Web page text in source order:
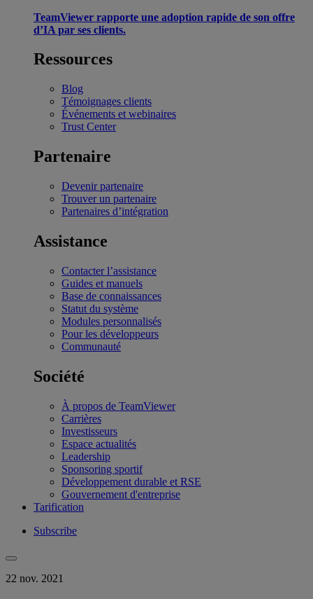
TeamViewer rapporte une adoption rapide de son offre
d’IA par ses clients.
Ressources
Blog
Témoignages clients
Événements et webinaires
Trust Center
Partenaire
Devenir partenaire
Trouver un partenaire
Partenaires d’intégration
Assistance
Contacter l’assistance
Guides et manuels
Base de connaissances
Statut du système
Modules personnalisés
Pour les développeurs
Communauté
Société
À propos de TeamViewer
Carrières
Investisseurs
Espace actualités
Leadership
Sponsoring sportif
Développement durable et RSE
Gouvernement d'entreprise
Tarification
Subscribe
22 nov. 2021